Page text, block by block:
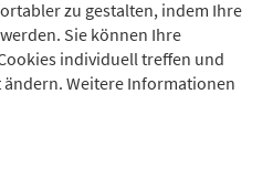
zu gestalten, indem Ihre
Sie können Ihre
individuell treffen und
Weitere Informationen
AG & Co. KGaA
Mitarbeiter von Metzler und/oder
Gremiums des Emittenten